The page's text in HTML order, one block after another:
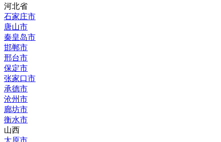
河北省
石家庄市
唐山市
秦皇岛市
邯郸市
邢台市
保定市
张家口市
承德市
沧州市
廊坊市
衡水市
山西
太原市